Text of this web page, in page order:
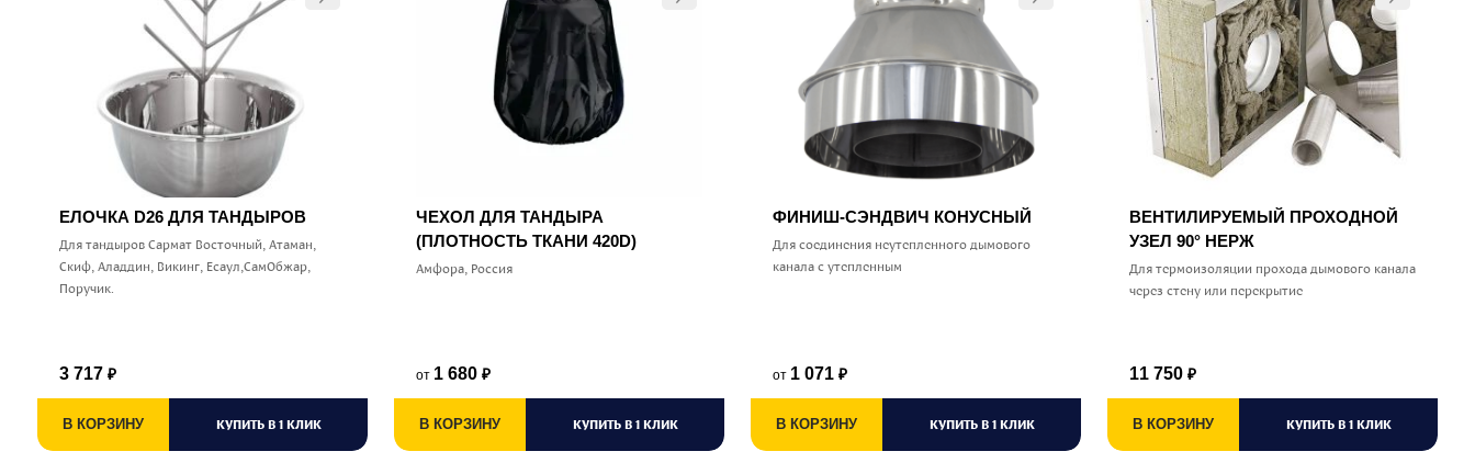
ЕЛОЧКА D26 ДЛЯ ТАНДЫРОВ
Для тандыров Сармат Восточный, Атаман,
Скиф, Аладдин, Викинг, Есаул,СамОбжар,
Поручик.
3 717 ₽
В КОРЗИНУ КУПИТЬ В 1 КЛИК
ЧЕХОЛ ДЛЯ ТАНДЫРА
(ПЛОТНОСТЬ ТКАНИ 420D)
Амфора, Россия
от 1 680 ₽
В КОРЗИНУ КУПИТЬ В 1 КЛИК
ФИНИШ-СЭНДВИЧ КОНУСНЫЙ
Для соединения неутепленного дымового
канала с утепленным
от 1 071 ₽
В КОРЗИНУ КУПИТЬ В 1 КЛИК
ВЕНТИЛИРУЕМЫЙ ПРОХОДНОЙ
УЗЕЛ 90° НЕРЖ
Для термоизоляции прохода дымового канала
через стену или перекрытие
11 750 ₽
В КОРЗИНУ КУПИТЬ В 1 КЛИК